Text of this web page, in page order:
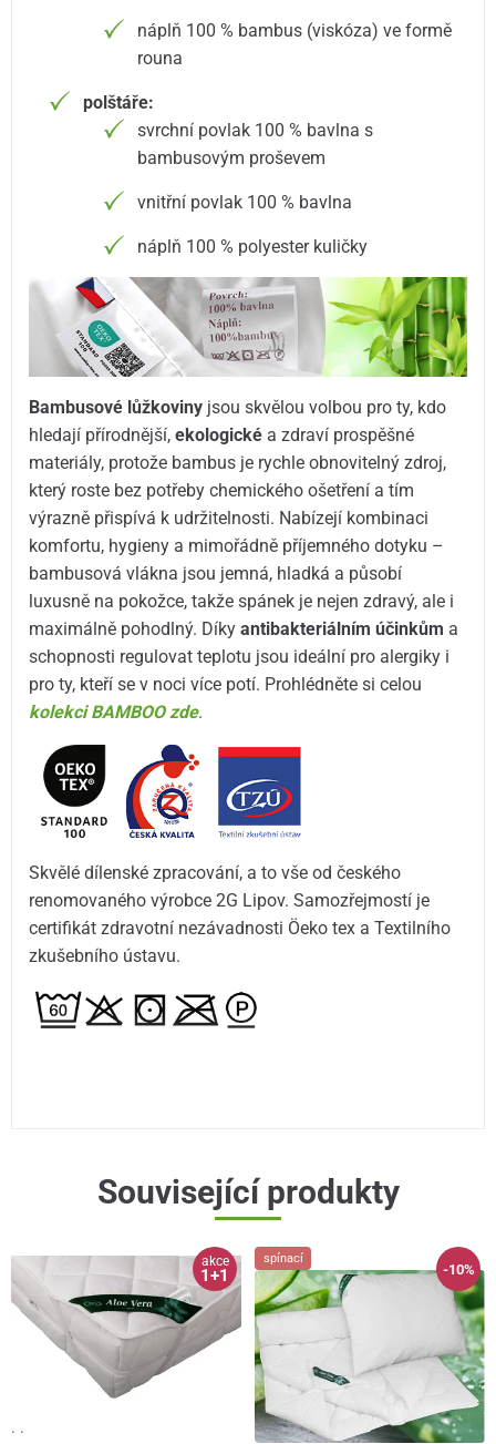
náplň 100 % bambus (viskóza) ve formě
rouna
polštáře:
svrchní povlak 100 % bavlna s
bambusovým proševem
vnitřní povlak 100 % bavlna
náplň 100 % polyester kuličky
Bambusové lůžkoviny jsou skvělou volbou pro ty, kdo
hledají přírodnější,ekologické a zdraví prospěšné
materiály, protože bambus je rychle obnovitelný zdroj,
který roste bez potřeby chemického ošetření a tím
výrazně přispívá k udržitelnosti. Nabízejí kombinaci
komfortu, hygieny a mimořádně příjemného dotyku –
bambusová vlákna jsou jemná, hladká a působí
luxusně na pokožce, takže spánek je nejen zdravý, ale i
maximálně pohodlný. Díkyantibakteriálním účinkům a
schopnosti regulovat teplotu jsou ideální pro alergiky i
pro ty, kteří se v noci více potí. Prohlédněte si celou
kolekci BAMBOO zde.
Skvělé dílenské zpracování, a to vše od českého
renomovaného výrobce 2G Lipov. Samozřejmostí je
certifikát zdravotní nezávadnosti Öeko tex a Textilního
zkušebního ústavu.
Související produkty
akce
1+1
· ·
spínací
-10%